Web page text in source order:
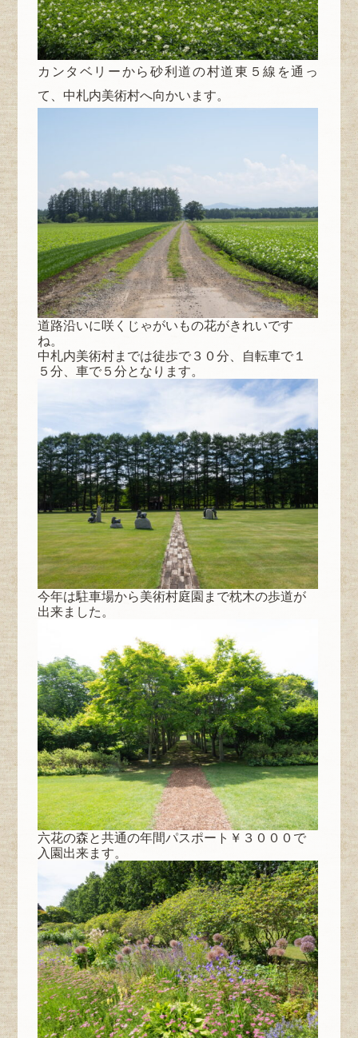
カンタベリーから砂利道の村道東５線を通っ
て、中札内美術村へ向かいます。
道路沿いに咲くじゃがいもの花がきれいです
ね。
中札内美術村までは徒歩で３０分、自転車で１
５分、車で５分となります。
今年は駐車場から美術村庭園まで枕木の歩道が
出来ました。
六花の森と共通の年間パスポート￥３０００で
入園出来ます。